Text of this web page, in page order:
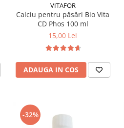
VITAFOR
Calciu pentru păsări Bio Vita
CD Phos 100 ml
15,00 Lei
ADAUGA IN COS
-32%